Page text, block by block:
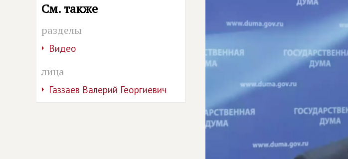
См. также
разделы
Видео
лица
Газзаев Валерий Георгиевич